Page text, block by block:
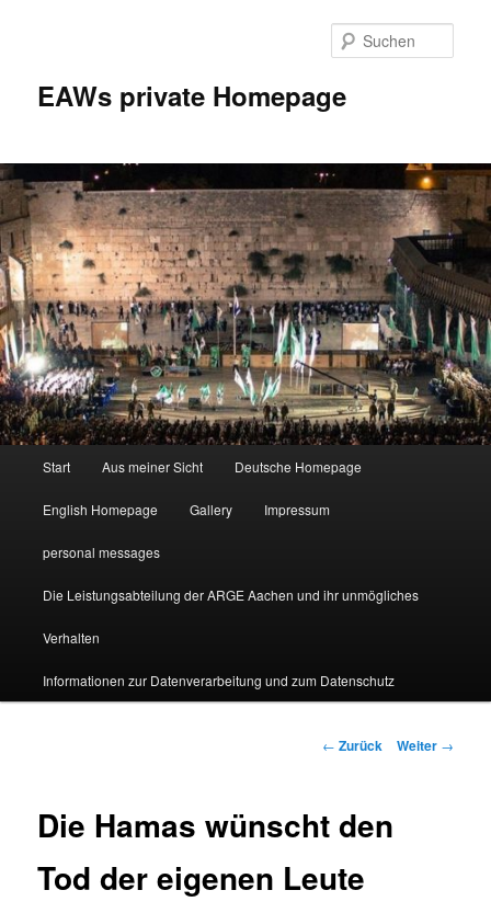
EAWs private Homepage
Start Aus meiner Sicht Deutsche Homepage
English Homepage Gallery Impressum
personal messages
Die Leistungsabteilung der ARGE Aachen und ihr unmögliches
Verhalten
Informationen zur Datenverarbeitung und zum Datenschutz
Beitragsnavigation
← Zurück Weiter →
Die Hamas wünscht den
Tod der eigenen Leute